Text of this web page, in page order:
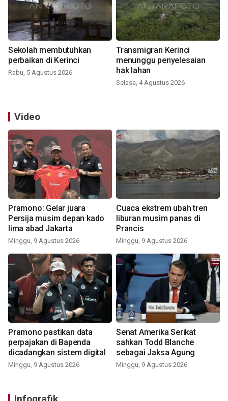
Sekolah membutuhkan
perbaikan di Kerinci
Rabu, 5 Agustus 2026
Transmigran Kerinci
menunggu penyelesaian
hak lahan
Selasa, 4 Agustus 2026
Video
Pramono: Gelar juara
Persija musim depan kado
lima abad Jakarta
Minggu, 9 Agustus 2026
Cuaca ekstrem ubah tren
liburan musim panas di
Prancis
Minggu, 9 Agustus 2026
Pramono pastikan data
perpajakan di Bapenda
dicadangkan sistem digital
Minggu, 9 Agustus 2026
Senat Amerika Serikat
sahkan Todd Blanche
sebagai Jaksa Agung
Minggu, 9 Agustus 2026
Infografik